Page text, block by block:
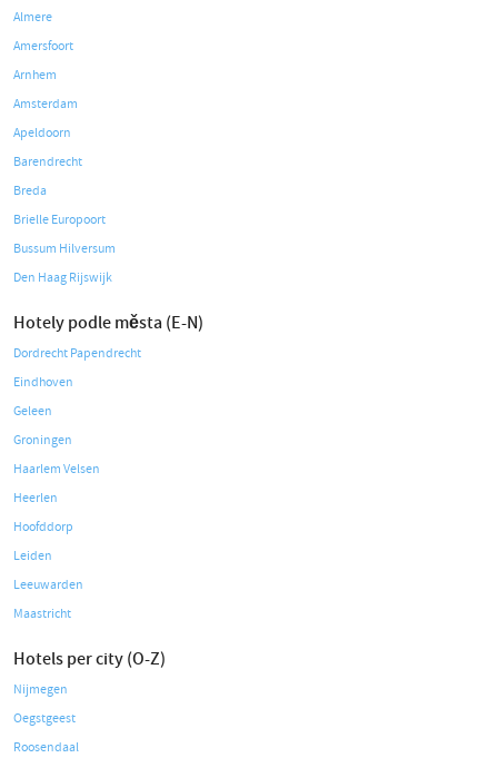
Almere
Amersfoort
Arnhem
Amsterdam
Apeldoorn
Barendrecht
Breda
Brielle Europoort
Bussum Hilversum
Den Haag Rijswijk
Hotely podle města (E-N)
Dordrecht Papendrecht
Eindhoven
Geleen
Groningen
Haarlem Velsen
Heerlen
Hoofddorp
Leiden
Leeuwarden
Maastricht
Hotels per city (O-Z)
Nijmegen
Oegstgeest
Roosendaal